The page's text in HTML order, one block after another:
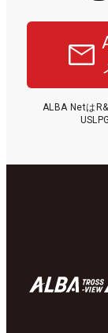
ALBA Netは